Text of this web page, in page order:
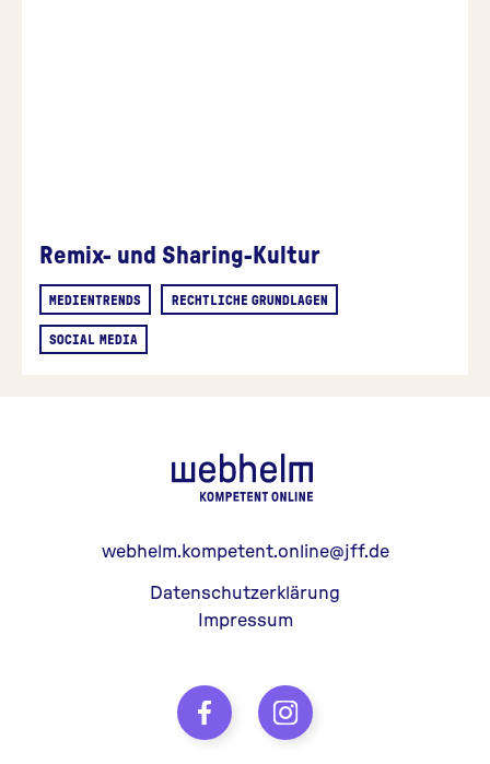
Remix- und Sharing-Kultur
MEDIENTRENDS RECHTLICHE GRUNDLAGEN
SOCIAL MEDIA
webhelm.kompetent.online@jff.de
Datenschutzerklärung
Impressum